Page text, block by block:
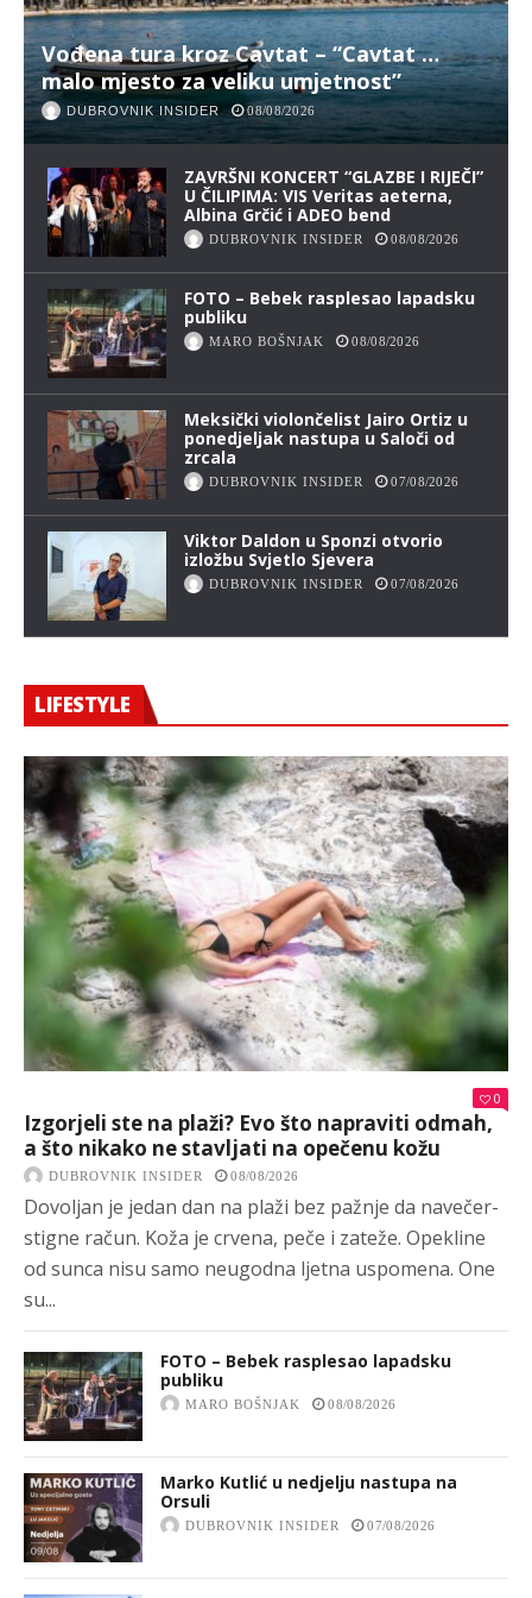
Vođena tura kroz Cavtat – “Cavtat …
malo mjesto za veliku umjetnost”
DUBROVNIK INSIDER 08/08/2026
ZAVRŠNI KONCERT “GLAZBE I RIJEČI”
U ČILIPIMA: VIS Veritas aeterna,
Albina Grčić i ADEO bend
DUBROVNIK INSIDER 08/08/2026
FOTO – Bebek rasplesao lapadsku
publiku
MARO BOŠNJAK 08/08/2026
Meksički violončelist Jairo Ortiz u
ponedjeljak nastupa u Saloči od
zrcala
DUBROVNIK INSIDER 07/08/2026
Viktor Daldon u Sponzi otvorio
izložbu Svjetlo Sjevera
DUBROVNIK INSIDER 07/08/2026
LIFESTYLE
0
Izgorjeli ste na plaži? Evo što napraviti odmah,
a što nikako ne stavljati na opečenu kožu
DUBROVNIK INSIDER 08/08/2026
Dovoljan je jedan dan na plaži bez pažnje da navečer-
stigne račun. Koža je crvena, peče i zateže. Opekline
od sunca nisu samo neugodna ljetna uspomena. One
su...
FOTO – Bebek rasplesao lapadsku
publiku
MARO BOŠNJAK 08/08/2026
Marko Kutlić u nedjelju nastupa na
Orsuli
DUBROVNIK INSIDER 07/08/2026